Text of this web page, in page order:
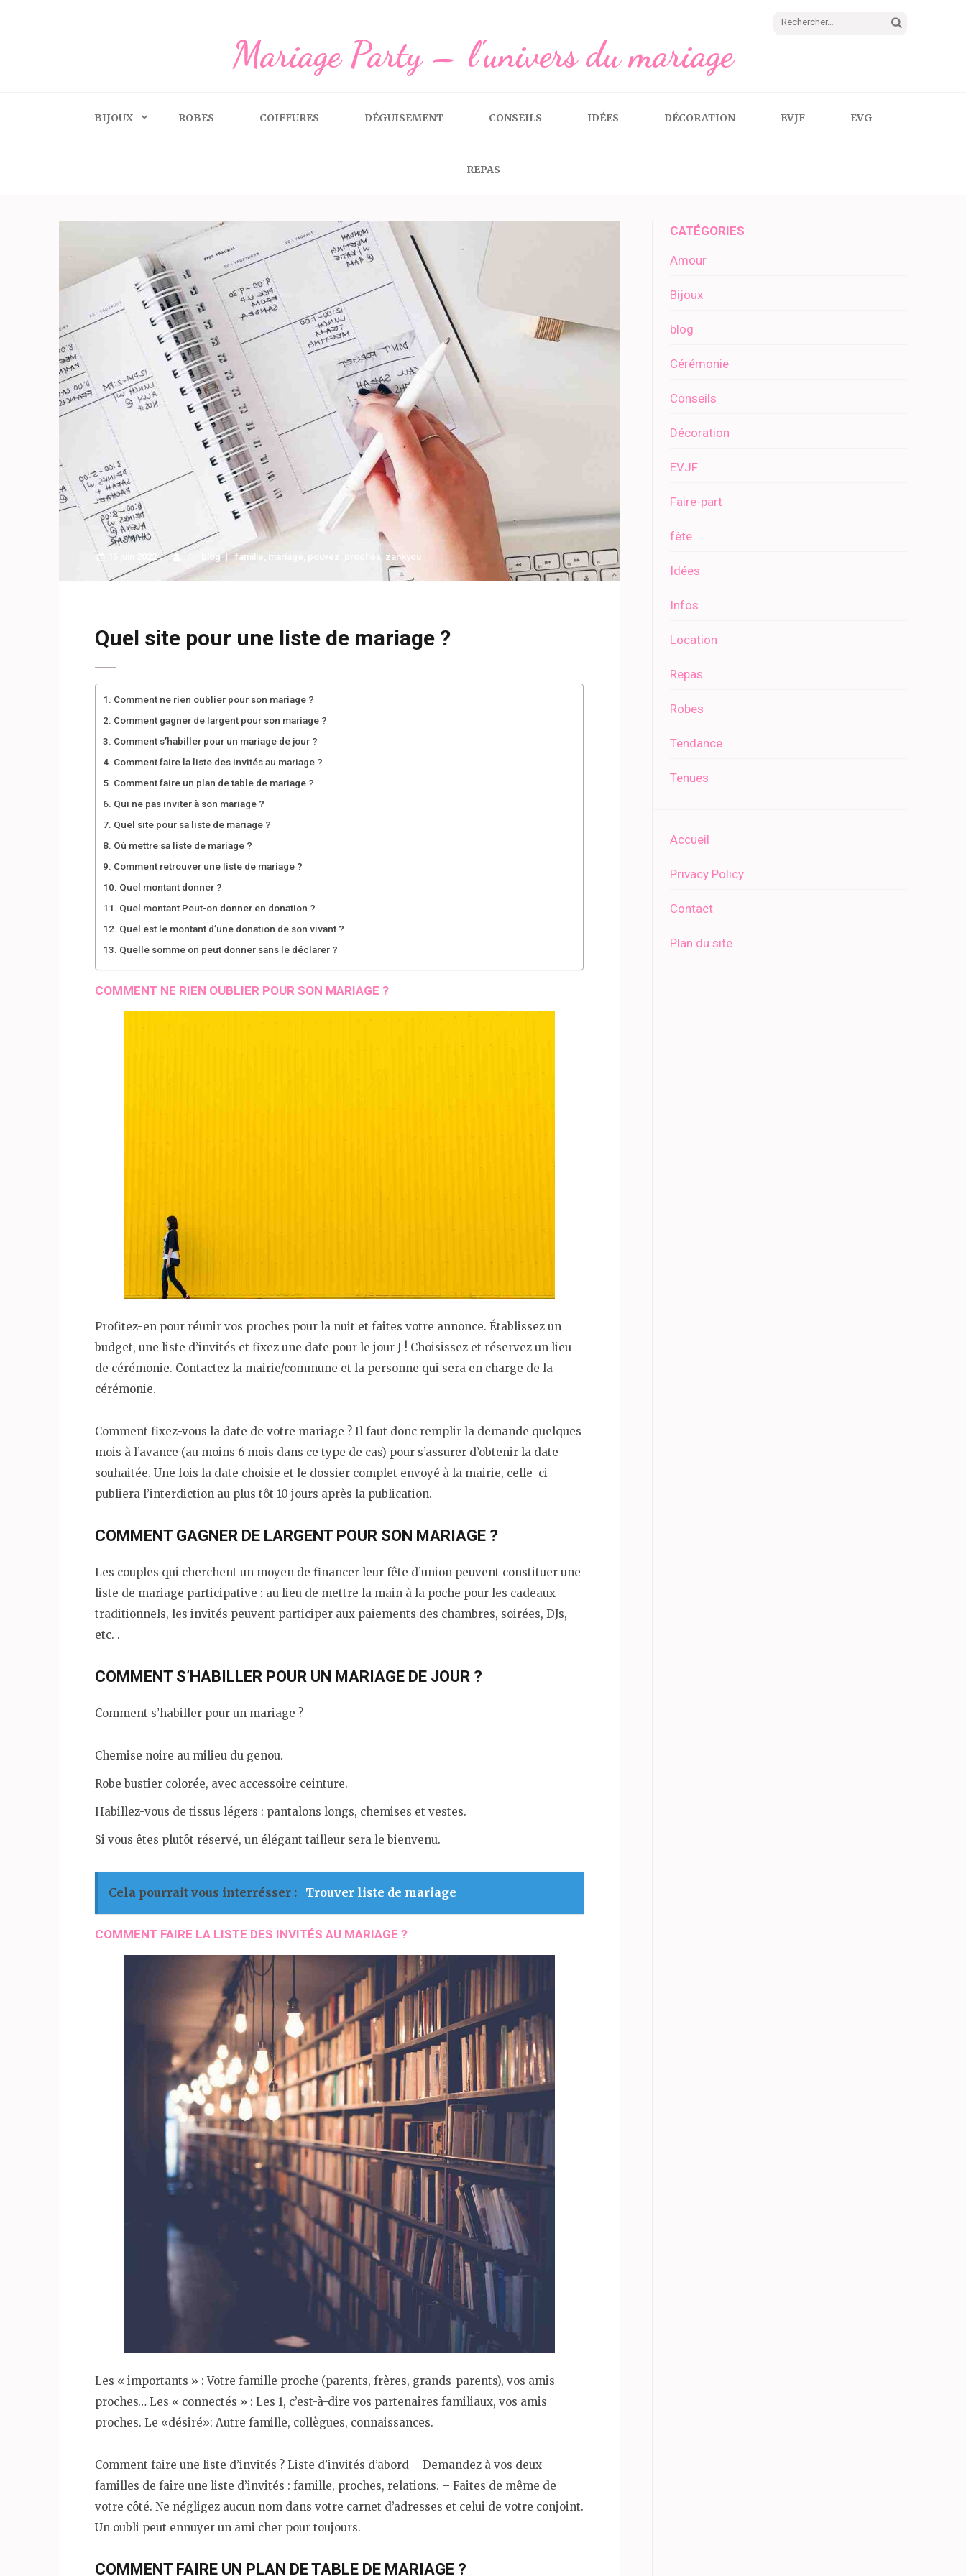
Rechercher :
Mariage Party – l'univers du mariage
BIJOUX ROBES COIFFURES DÉGUISEMENT CONSEILS IDÉES DÉCORATION EVJF EVG
REPAS
15 juin 2022 blog famille, mariage proches, zankyou
Quel site pour une liste de mariage ?
Comment ne rien oublier pour son mariage ?
Comment gagner de largent pour son mariage ?
Comment s’habiller pour un mariage de jour ?
Comment faire la liste des invités au mariage ?
Comment faire un plan de table de mariage ?
Qui ne pas inviter à son mariage ?
Quel site pour sa liste de mariage ?
Où mettre sa liste de mariage ?
Comment retrouver une liste de mariage ?
Quel montant donner ?
Quel montant Peut-on donner en donation ?
Quel est le montant d’une donation de son vivant ?
Quelle somme on peut donner sans le déclarer ?
COMMENT NE RIEN OUBLIER POUR SON MARIAGE ?
Profitez-en pour réunir vos proches pour la nuit et faites votre annonce. Établissez un
budget, une liste d’invités et fixez une date pour le jour J ! Choisissez et réservez un lieu
de cérémonie. Contactez la mairie/commune et la personne qui sera en charge de la
cérémonie.
Comment fixez-vous la date de votre mariage ? Il faut donc remplir la demande quelques
mois à l’avance (au moins 6 mois dans ce type de cas) pour s’assurer d’obtenir la date
souhaitée. Une fois la date choisie et le dossier complet envoyé à la mairie, celle-ci
publiera l’interdiction au plus tôt 10 jours après la publication.
COMMENT GAGNER DE LARGENT POUR SON MARIAGE ?
Les couples qui cherchent un moyen de financer leur fête d’union peuvent constituer une
liste de mariage participative : au lieu de mettre la main à la poche pour les cadeaux
traditionnels, les invités peuvent participer aux paiements des chambres, soirées, DJs,
etc. .
COMMENT S’HABILLER POUR UN MARIAGE DE JOUR ?
Comment s’habiller pour un mariage ?
Chemise noire au milieu du genou.
Robe bustier colorée, avec accessoire ceinture.
Habillez-vous de tissus légers : pantalons longs, chemises et vestes.
Si vous êtes plutôt réservé, un élégant tailleur sera le bienvenu.
Cela pourrait vous interrésser : Trouver liste de mariage
COMMENT FAIRE LA LISTE DES INVITÉS AU MARIAGE ?
Les « importants » : Votre famille proche (parents, frères, grands-parents), vos amis
proches… Les « connectés » : Les 1, c’est-à-dire vos partenaires familiaux, vos amis
proches. Le «désiré»: Autre famille, collègues, connaissances.
Comment faire une liste d’invités ? Liste d’invités d’abord – Demandez à vos deux
familles de faire une liste d’invités : famille, proches, relations. – Faites de même de
votre côté. Ne négligez aucun nom dans votre carnet d’adresses et celui de votre conjoint.
Un oubli peut ennuyer un ami cher pour toujours.
COMMENT FAIRE UN PLAN DE TABLE DE MARIAGE ?
CATÉGORIES
Amour
Bijoux
blog
Cérémonie
Conseils
Décoration
EVJF
Faire-part
fête
Idées
Infos
Location
Repas
Robes
Tendance
Tenues
Accueil
Privacy Policy
Contact
Plan du site